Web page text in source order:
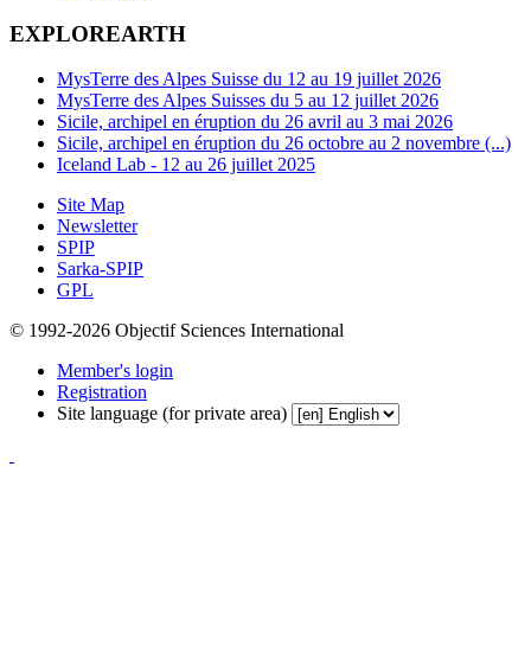
EXPLOREARTH
MysTerre des Alpes Suisse du 12 au 19 juillet 2026
MysTerre des Alpes Suisses du 5 au 12 juillet 2026
Sicile, archipel en éruption du 26 avril au 3 mai 2026
Sicile, archipel en éruption du 26 octobre au 2 novembre (...)
Iceland Lab - 12 au 26 juillet 2025
Site Map
Newsletter
SPIP
Sarka-SPIP
GPL
© 1992-2026 Objectif Sciences International
Member's login
Registration
Site language (for private area)